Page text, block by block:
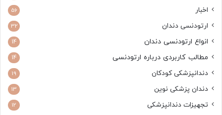
اخبار 56
ارتودنسی دندان 32
انواع ارتودنسی دندان 14
مطالب کاربردی درباره ارتودنسی 14
دندانپزشکی کودکان 19
دندان پزشکی نوین 13
تجهیزات دندانپزشکی 12